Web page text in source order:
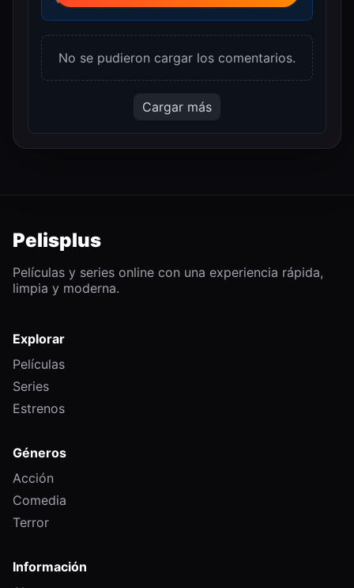
No se pudieron cargar los comentarios.
Cargar más
Pelisplus
Películas y series online con una experiencia rápida,
limpia y moderna.
Explorar
Películas
Series
Estrenos
Géneros
Acción
Comedia
Terror
Información